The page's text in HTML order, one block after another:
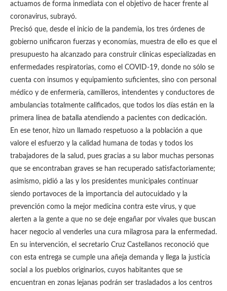
actuamos de forma inmediata con el objetivo de hacer frente al
coronavirus, subrayó.
Precisó que, desde el inicio de la pandemia, los tres órdenes de
gobierno unificaron fuerzas y economías, muestra de ello es que el
presupuesto ha alcanzado para construir clínicas especializadas en
enfermedades respiratorias, como el COVID-19, donde no sólo se
cuenta con insumos y equipamiento suficientes, sino con personal
médico y de enfermería, camilleros, intendentes y conductores de
ambulancias totalmente calificados, que todos los días están en la
primera línea de batalla atendiendo a pacientes con dedicación.
En ese tenor, hizo un llamado respetuoso a la población a que
valore el esfuerzo y la calidad humana de todas y todos los
trabajadores de la salud, pues gracias a su labor muchas personas
que se encontraban graves se han recuperado satisfactoriamente;
asimismo, pidió a las y los presidentes municipales continuar
siendo portavoces de la importancia del autocuidado y la
prevención como la mejor medicina contra este virus, y que
alerten a la gente a que no se deje engañar por vivales que buscan
hacer negocio al venderles una cura milagrosa para la enfermedad.
En su intervención, el secretario Cruz Castellanos reconoció que
con esta entrega se cumple una añeja demanda y llega la justicia
social a los pueblos originarios, cuyos habitantes que se
encuentran en zonas lejanas podrán ser trasladados a los centros